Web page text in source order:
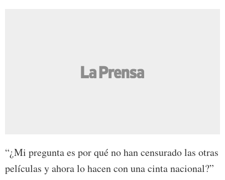
“¿Mi pregunta es por qué no han censurado las otras
películas y ahora lo hacen con una cinta nacional?”